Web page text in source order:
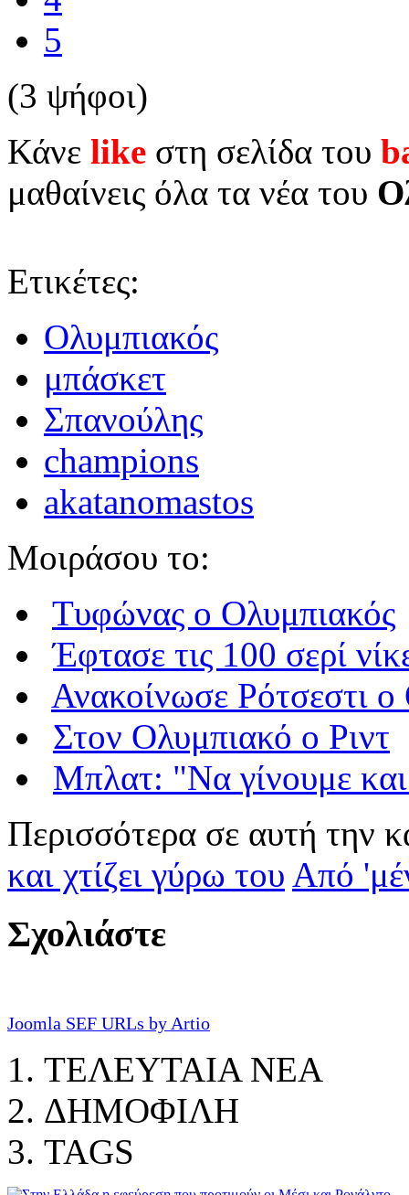
5
(3 ψήφοι)
Κάνε like στη σελίδα του
μαθαίνεις όλα τα νέα του
Ετικέτες:
Ολυμπιακός
μπάσκετ
Σπανούλης
‪‪champions‬
akatanomastos
Μοιράσου το:
Τυφώνας o Ολυμπιακός
Έφτασε τις 100 σερί
Ανακοίνωσε Ρότσεστι ο
Στον Ολυμπιακό ο Ριντ
Μπλατ: "Να γίνουμε
Περισσότερα σε αυτή την
και χτίζει γύρω του Από
Σχολιάστε
Joomla SEF URLs by Artio
ΤΕΛΕΥΤΑΙΑ ΝΕΑ
ΔΗΜΟΦΙΛΗ
TAGS